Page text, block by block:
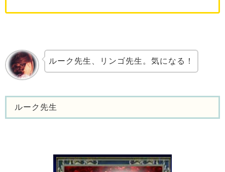
ルーク先生、リンゴ先生。気になる！
ルーク先生